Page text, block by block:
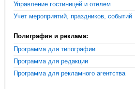
Управление гостиницей и отелем
Учет мероприятий, праздников, событий
Полиграфия и реклама:
Программа для типографии
Программа для редакции
Программа для рекламного агентства